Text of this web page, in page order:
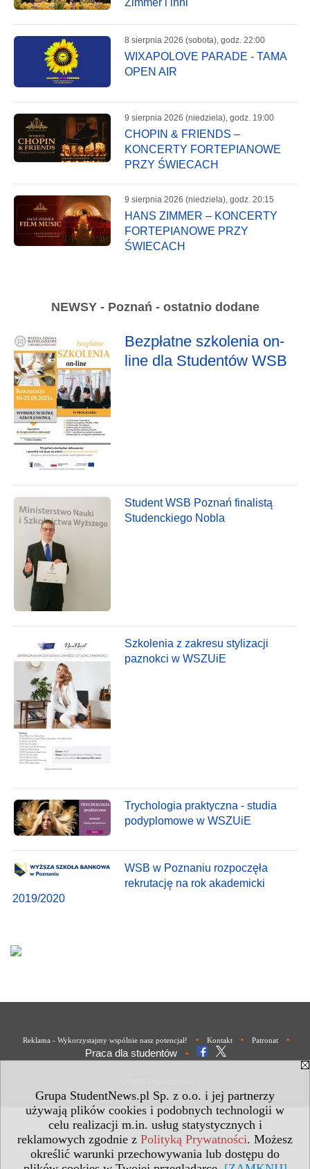
Grupa StudentNews.pl Sp. z o.o. i jej partnerzy
używają plików cookies i podobnych technologii w
celu realizacji m.in. usług statystycznych i
reklamowych zgodnie z Polityką Prywatności. Możesz
określić warunki przechowywania lub dostępu do
8 sierpnia 2026 (sobota), godz. 22:00
WIXAPOLOVE PARADE - TAMA
OPEN AIR
9 sierpnia 2026 (niedziela), godz. 19:00
CHOPIN & FRIENDS –
KONCERTY FORTEPIANOWE
PRZY ŚWIECACH
9 sierpnia 2026 (niedziela), godz. 20:15
HANS ZIMMER – KONCERTY
FORTEPIANOWE PRZY
ŚWIECACH
NEWSY - Poznań - ostatnio dodane
Bezpłatne szkolenia on-
line dla Studentów WSB
Student WSB Poznań finalistą
Studenckiego Nobla
Szkolenia z zakresu stylizacji
paznokci w WSZUiE
Trychologia praktyczna - studia
podyplomowe w WSZUiE
WSB w Poznaniu rozpoczęła
rekrutację na rok akademicki
2019/2020
Reklama - Wykorzystajmy wspólnie nasz potencjał! • Kontakt • Patronat •
Praca dla studentów •